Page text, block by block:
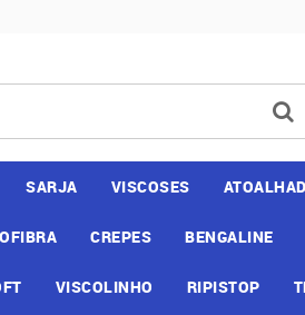
SARJA VISCOSES
CREPES BENGALINE
VISCOLINHO RIPISTOP